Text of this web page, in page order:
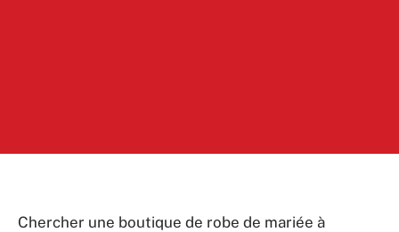
Chercher une boutique de robe de mariée à